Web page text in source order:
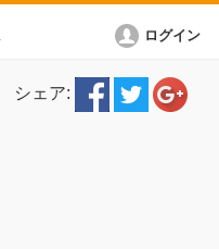
ログイン
シェア: